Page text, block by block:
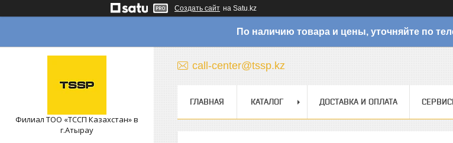
Создать сайт на Satu.kz
По наличию товара и цены, уточняйте по
Филиал ТОО «ТССП Казахстан» в
г.Атырау
call-center@tssp.kz
ГЛАВНАЯ КАТАЛОГ ДОСТАВКА И ОПЛАТА